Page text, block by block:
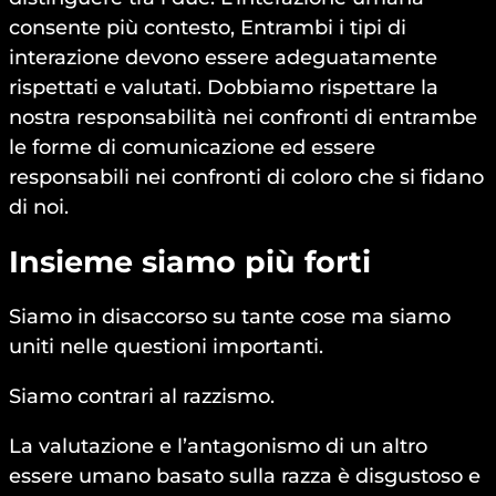
consente più contesto, Entrambi i tipi di
interazione devono essere adeguatamente
rispettati e valutati. Dobbiamo rispettare la
nostra responsabilità nei confronti di entrambe
le forme di comunicazione ed essere
responsabili nei confronti di coloro che si fidano
di noi.
Insieme siamo più forti
Siamo in disaccorso su tante cose ma siamo
uniti nelle questioni importanti.
Siamo contrari al razzismo.
La valutazione e l’antagonismo di un altro
essere umano basato sulla razza è disgustoso e